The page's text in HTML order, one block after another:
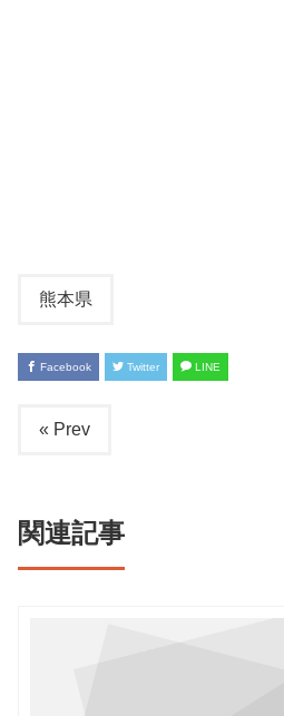
熊本県
Facebook Twitter LINE
« Prev
関連記事